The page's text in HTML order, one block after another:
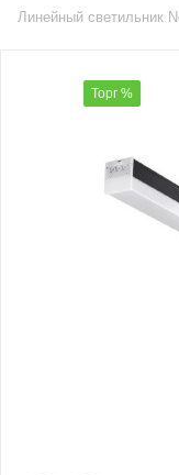
Линейный светильник
Торг %